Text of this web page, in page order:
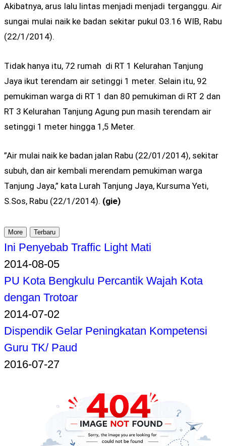
Akibatnya, arus lalu lintas menjadi menjadi terganggu. Air
sungai mulai naik ke badan sekitar pukul 03.16 WIB, Rabu
(22/1/2014).
Tidak hanya itu, 72 rumah di RT 1 Kelurahan Tanjung
Jaya ikut terendam air setinggi 1 meter. Selain itu, 92
pemukiman warga di RT 1 dan 80 pemukiman di RT 2 dan
RT 3 Kelurahan Tanjung Agung pun masih terendam air
setinggi 1 meter hingga 1,5 Meter.
”Air mulai naik ke badan jalan Rabu (22/01/2014), sekitar
subuh, dan air kembali merendam pemukiman warga
Tanjung Jaya,” kata Lurah Tanjung Jaya, Kursuma Yeti,
S.Sos, Rabu (22/1/2014). (gie)
More Terbaru
Ini Penyebab Traffic Light Mati
2014-08-05
PU Kota Bengkulu Percantik Wajah Kota
dengan Trotoar
2014-07-02
Dispendik Gelar Peningkatan Kompetensi
Guru TK/ Paud
2016-07-27